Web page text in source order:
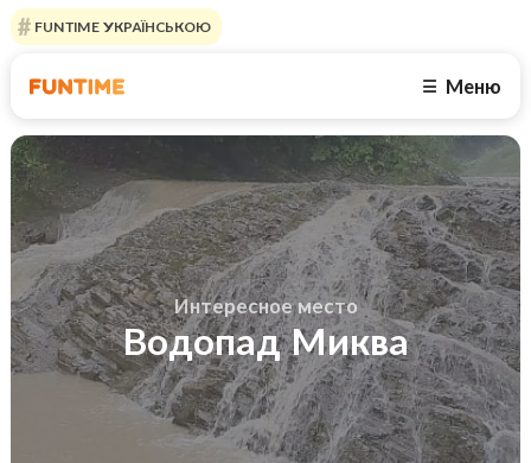
FUNTIME УКРАЇНСЬКОЮ
☰ Меню
Интересное место
Водопад Миква